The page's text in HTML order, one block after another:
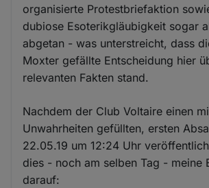
organisierte Protestbriefaktion
dubiose Esoterikgläubigkeit sogar
abgetan - was unterstreicht, dass
Moxter gefällte Entscheidung hier
relevanten Fakten stand.
Nachdem der Club Voltaire einen
Unwahrheiten gefüllten, ersten
22.05.19 um 12:24 Uhr
dies - noch am selben Tag - meine
darauf: